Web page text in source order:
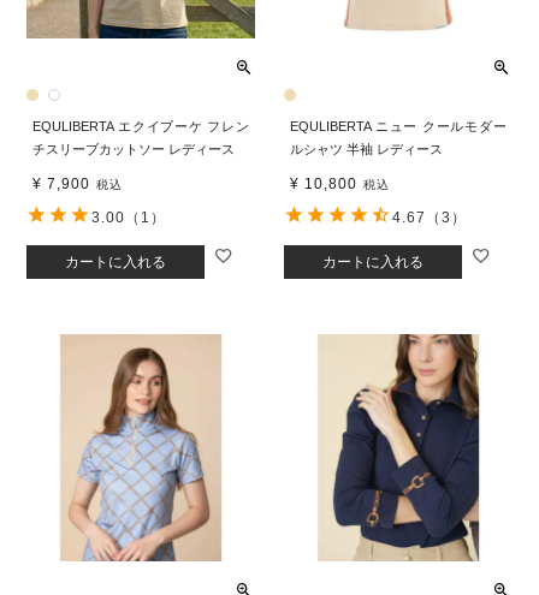
EQULIBERTA エクイブーケ フレン
チスリーブカットソー レディース
¥ 7,900 税込
カートに入れる
3.00 （1）
EQULIBERTA ニュー クールモダー
ルシャツ 半袖 レディース
¥ 10,800 税込
カートに入れる
4.67 （3）